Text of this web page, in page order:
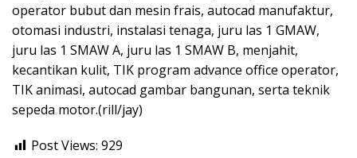
operator bubut dan mesin frais, autocad manufaktur,
otomasi industri, instalasi tenaga, juru las 1 GMAW,
juru las 1 SMAW A, juru las 1 SMAW B, menjahit,
kecantikan kulit, TIK program advance office operator,
TIK animasi, autocad gambar bangunan, serta teknik
sepeda motor.(rill/jay)
Post Views: 929